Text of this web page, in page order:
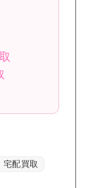
宅配買取